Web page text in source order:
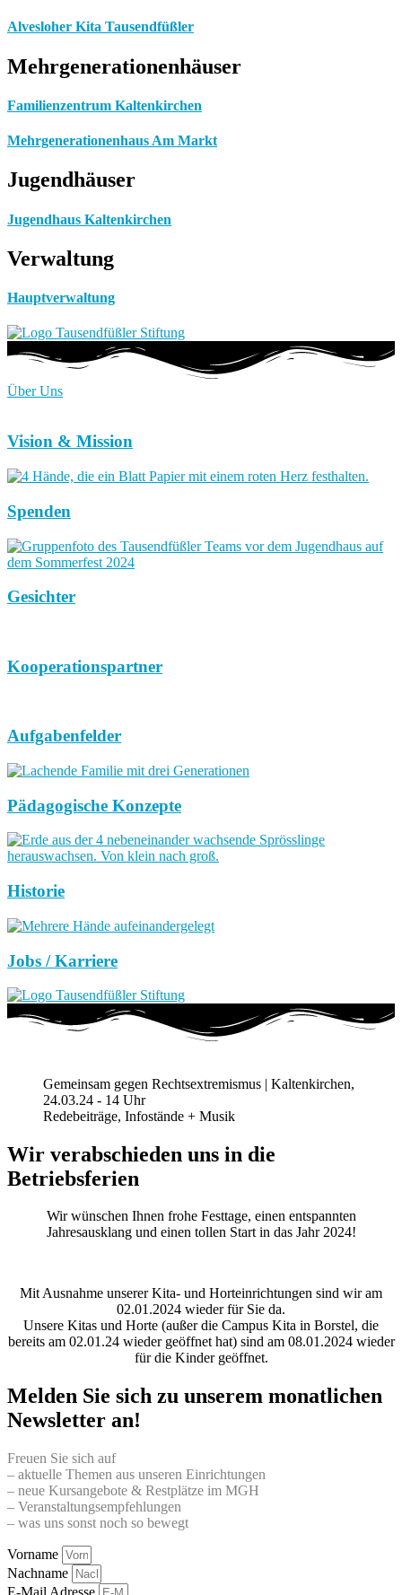
Alvesloher Kita Tausendfüßler
Mehrgenerationenhäuser
Familienzentrum Kaltenkirchen
Mehrgenerationenhaus Am Markt
Jugendhäuser
Jugendhaus Kaltenkirchen
Verwaltung
Hauptverwaltung
Über Uns
Vision & Mission
Spenden
Gesichter
Kooperationspartner
Aufgabenfelder
Pädagogische Konzepte
Historie
Jobs / Karriere
Gemeinsam gegen Rechtsextremismus | Kaltenkirchen,
24.03.24 - 14 Uhr
Redebeiträge, Infostände + Musik
Wir verabschieden uns in die
Betriebsferien
Wir wünschen Ihnen frohe Festtage, einen entspannten
Jahresausklang und einen tollen Start in das Jahr 2024!
Mit Ausnahme unserer Kita- und Horteinrichtungen sind wir am
02.01.2024 wieder für Sie da.
Unsere Kitas und Horte (außer die Campus Kita in Borstel, die
bereits am 02.01.24 wieder geöffnet hat) sind am 08.01.2024 wieder
für die Kinder geöffnet.
Melden Sie sich zu unserem monatlichen
Newsletter an!
Freuen Sie sich auf
– aktuelle Themen aus unseren Einrichtungen
– neue Kursangebote & Restplätze im MGH
– Veranstaltungsempfehlungen
– was uns sonst noch so bewegt
Vorname
Nachname